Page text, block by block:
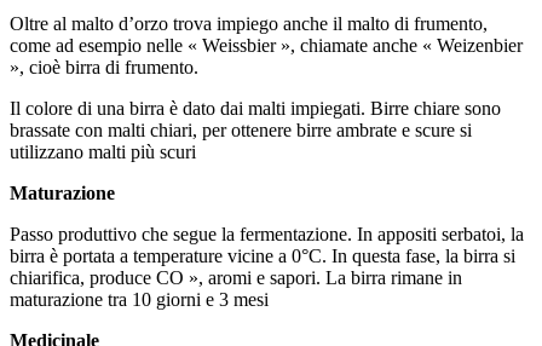
Oltre al malto d’orzo trova impiego anche il malto di frumento,
come ad esempio nelle « Weissbier », chiamate anche « Weizenbier
», cioè birra di frumento.
Il colore di una birra è dato dai malti impiegati. Birre chiare sono
brassate con malti chiari, per ottenere birre ambrate e scure si
utilizzano malti più scuri
Maturazione
Passo produttivo che segue la fermentazione. In appositi serbatoi, la
birra è portata a temperature vicine a 0°C. In questa fase, la birra si
chiarifica, produce CO », aromi e sapori. La birra rimane in
maturazione tra 10 giorni e 3 mesi
Medicinale